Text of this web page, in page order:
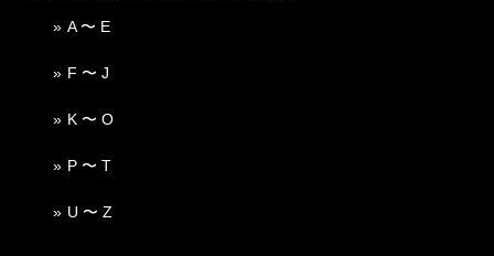
A 〜 E
F 〜 J
K 〜 O
P 〜 T
U 〜 Z